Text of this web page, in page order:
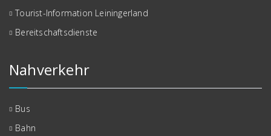
Tourist-Information Leiningerland
Bereitschaftsdienste
Nahverkehr
Bus
Bahn